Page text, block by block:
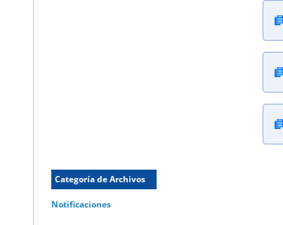
Categoría de Archivos
Notificaciones